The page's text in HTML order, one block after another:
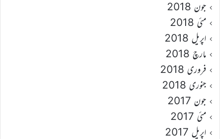
جون 2018
مئی 2018
اپریل 2018
مارچ 2018
فروری 2018
جنوری 2018
جون 2017
مئی 2017
اپریل 2017